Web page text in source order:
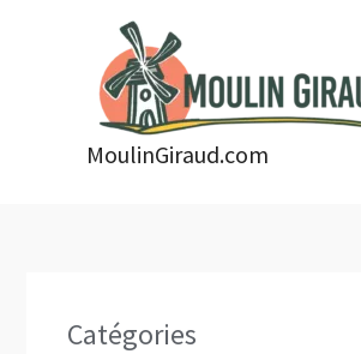
MoulinGiraud.com
Catégories